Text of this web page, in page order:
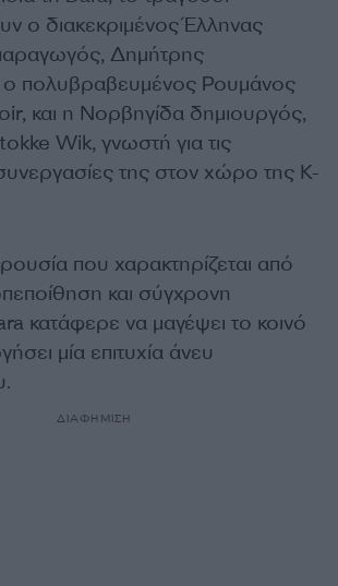
ο διακεκριμένος Έλληνας
Δημήτρης
πολυβραβευμένος Ρουμάνος
και η Νορβηγίδα δημιουργός,
Wik, γνωστή για τις
της στον χώρο της K-
που χαρακτηρίζεται από
και σύγχρονη
κατάφερε να μαγέψει το κοινό
μία επιτυχία άνευ
ΔΙΑΦΗΜΙΣΗ